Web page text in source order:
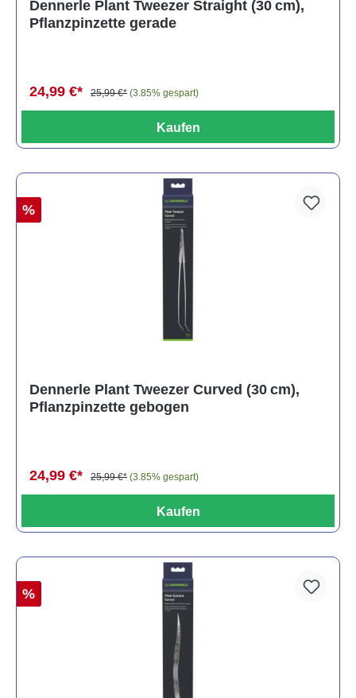
Dennerle Plant Tweezer Straight (30 cm),
Pflanzpinzette gerade
24,99 €* 25,99 €* (3.85% gespart)
Kaufen
%
Dennerle Plant Tweezer Curved (30 cm),
Pflanzpinzette gebogen
24,99 €* 25,99 €* (3.85% gespart)
Kaufen
%